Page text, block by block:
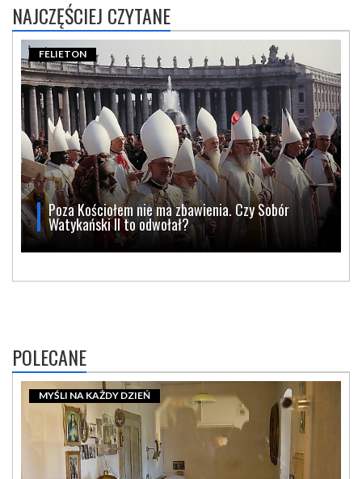
NAJCZĘŚCIEJ CZYTANE
Poza Kościołem nie ma zbawienia. Czy Sobór
Watykański II to odwołał?
FELIETON
POLECANE
MYŚLI NA KAŻDY DZIEŃ